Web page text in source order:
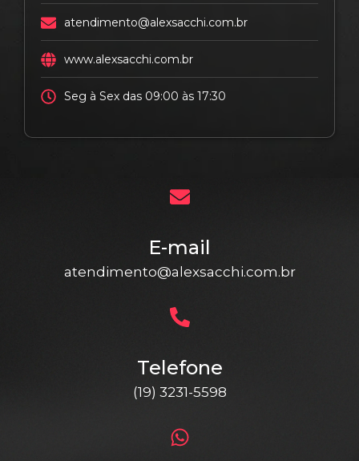
atendimento@alexsacchi.com.br
www.alexsacchi.com.br
Seg à Sex das 09:00 às 17:30
E-mail
atendimento@alexsacchi.com.br
Telefone
(19) 3231-5598